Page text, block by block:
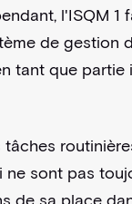
l'ISQM
de gestion
tant que
sont pas